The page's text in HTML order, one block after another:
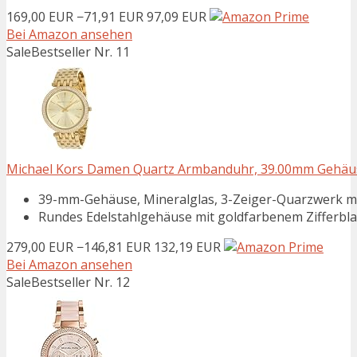
169,00 EUR −71,91 EUR97,09 EUR
Bei Amazon ansehen
SaleBestseller Nr. 11
Michael Kors Damen Quartz Armbanduhr, 39.00mm
39-mm-Gehäuse, Mineralglas, 3-Zeiger-Quarzwerk
Rundes Edelstahlgehäuse mit goldfarbenem
279,00 EUR −146,81 EUR 132,19 EUR
Bei Amazon ansehen
SaleBestseller Nr. 12